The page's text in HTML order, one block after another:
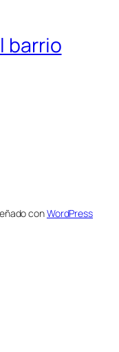
barrio
conWordPress